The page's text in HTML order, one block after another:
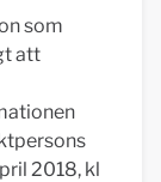
som
att
2018, kl